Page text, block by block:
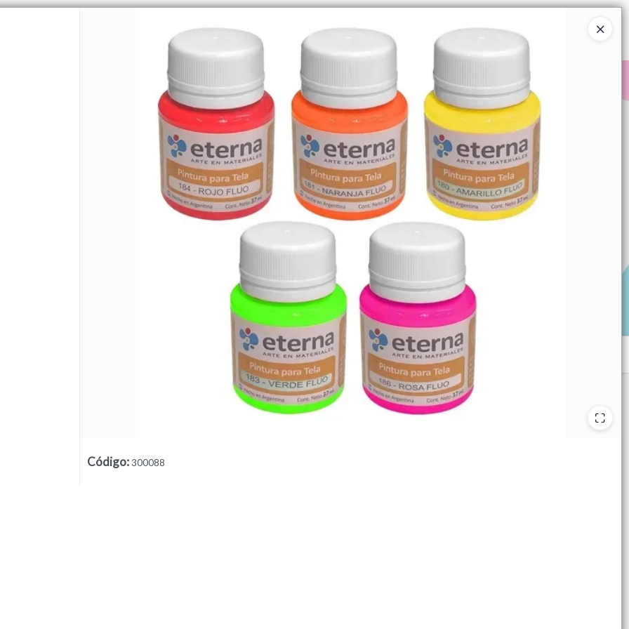
Código: 300088
PUNTOS DE VENTA CÓMO COMPRAR QUIÉNES SOMOS CONTACTO
Lista vacía